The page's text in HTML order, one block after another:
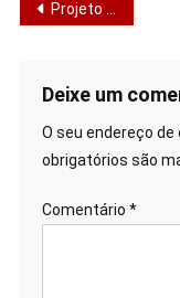
Navegação
Post
Projeto “Ipes Até Você” retorna e inicia ações de 2026 na Sead
Deixe um
O seu endereço de
obrigatórios são
Comentário *